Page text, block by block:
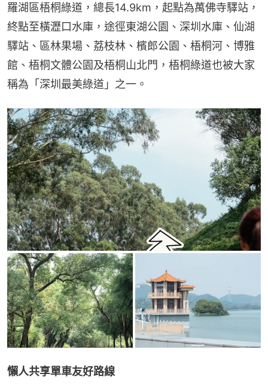
羅湖區梧桐綠道，總長14.9km，起點為萬佛寺驛站，
終點至橫瀝口水庫，途徑東湖公園、深圳水庫、仙湖
驛站、區林果場、荔枝林、檳郎公園、梧桐河、博雅
館、梧桐文體公園及梧桐山北門，梧桐綠道也被大家
稱為「深圳最美綠道」之一。
懶人共享單車友好路線